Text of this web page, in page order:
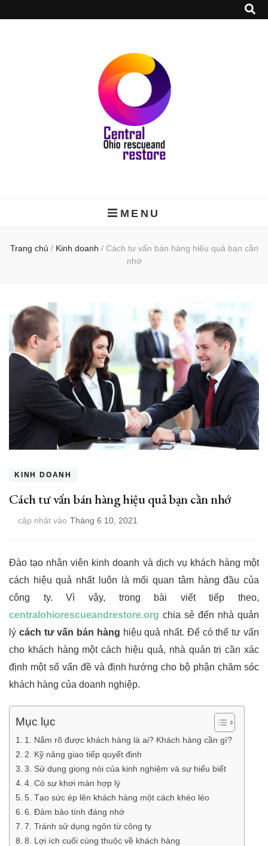
MENU
Trang chủ / Kinh doanh / Cách tư vấn bán hàng hiệu quả bạn cần
nhớ
KINH DOANH
Cách tư vấn bán hàng hiệu quả bạn cần nhớ
cập nhật vào Tháng 6 10, 2021
Đào tạo nhân viên kinh doanh và dịch vụ khách hàng một
cách hiệu quả nhất luôn là mối quan tâm hàng đầu của
công ty. Vì vậy, trong bài viết tiếp theo,
centralohiorescueandrestore.org chia sẻ đến nhà quản
lý cách tư vấn bán hàng hiệu quả nhất. Để có thể tư vấn
cho khách hàng một cách hiệu quả, nhà quản trị cần xác
định một số vấn đề và định hướng cho bộ phận chăm sóc
khách hàng của doanh nghiệp.
Mục lục
1. Nắm rõ được khách hàng là ai? Khách hàng cần gì?
2. Kỹ năng giao tiếp quyết định
3. Sử dụng giọng nói của kinh nghiệm và sự hiểu biết
4. Có sự khơi màn hợp lý
5. Tạo sức ép lên khách hàng một cách khéo léo
6. Đảm bảo tính đáng nhớ
7. Tránh sử dụng ngôn từ công ty
8. Lợi ích cuối cùng thuộc về khách hàng